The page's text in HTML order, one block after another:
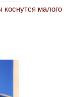
малого